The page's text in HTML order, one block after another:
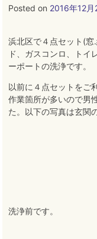
Posted on 2016年12月
浜北区で４点セット(
ド、ガスコンロ、トイ
ーポートの洗浄です。
以前に４点セットをご
作業箇所が多いので男
た。以下の写真は玄関
洗浄前です。